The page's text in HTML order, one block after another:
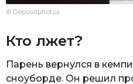
© Depositphotos
Кто лжет?
Парень вернулся в
сноуборде. Он решил